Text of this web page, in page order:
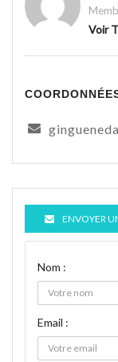
Voir
ENVOYER
Nom :
Email :